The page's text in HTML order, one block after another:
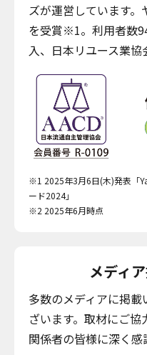
ズが運営しています
を受賞※1。利用者数
入、日本リユース業協
※1 2025年3月6日(木)発表「
ード2024」
※2 2025年6月時点
メディ
多数のメディアに掲
ざいます。取材にご
関係者の皆様に深く感